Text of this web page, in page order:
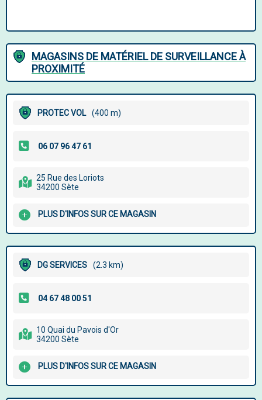
MAGASINS DE MATÉRIEL DE SURVEILLANCE À
PROXIMITÉ
PROTEC VOL (400 m)
25 Rue des Loriots
34200 Sète
PLUS D'INFOS SUR CE MAGASIN
DG SERVICES (2.3 km)
10 Quai du Pavois d'Or
34200 Sète
PLUS D'INFOS SUR CE MAGASIN